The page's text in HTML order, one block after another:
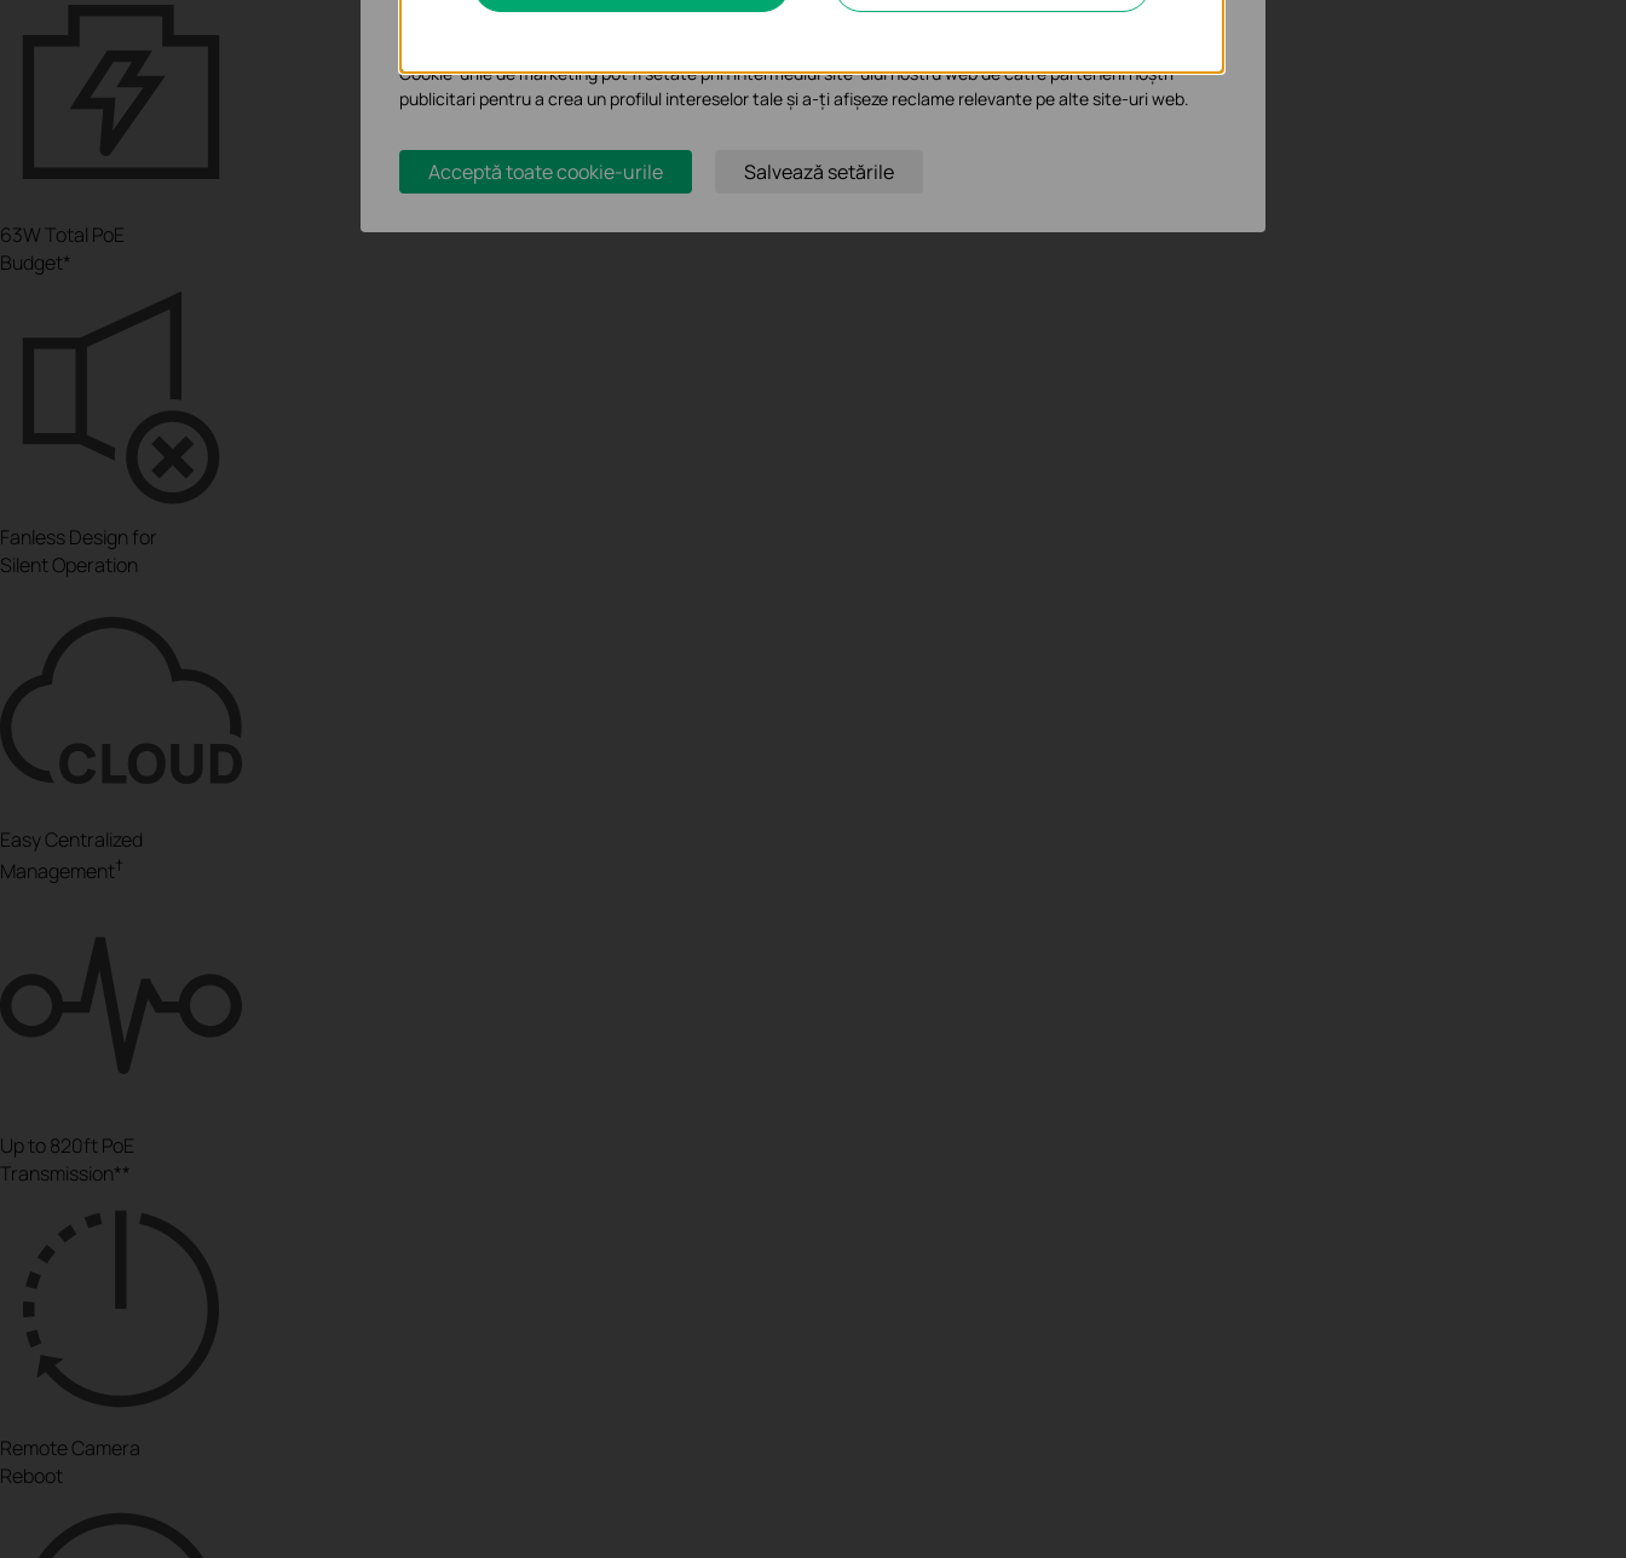
63W Total PoE
Budget*
Fanless Design for
Silent Operation
Easy Centralized
Management†
Up to 820ft PoE
Transmission**
Remote Camera
Reboot
Cookie-urile de analiză ne permit să analizăm activitățile tale de pe site-ul nostru web a îmbunătăți și ajusta
Cookie-urile de marketing pot fi setate prin intermediul site-ului nostru web de către partenerii noștri
publicitari pentru a crea un profilul intereselor tale și a-ți afișeze reclame relevante pe alte site-uri web.
Acceptă toate cookie-urile Salvează setările